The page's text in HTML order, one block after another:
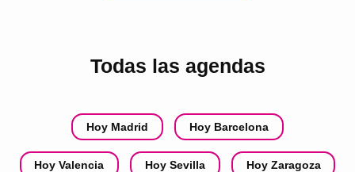
Todas las agendas
Hoy Madrid Hoy Barcelona
Hoy Valencia Hoy Sevilla Hoy Zaragoza